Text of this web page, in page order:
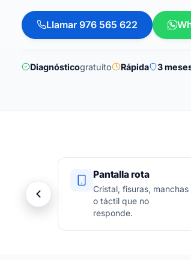
Llamar 976 565 622
Diagnósticogratuito Rápida 3
Pantalla rota
Cristal, fisuras, manchas
o táctil que no
responde.